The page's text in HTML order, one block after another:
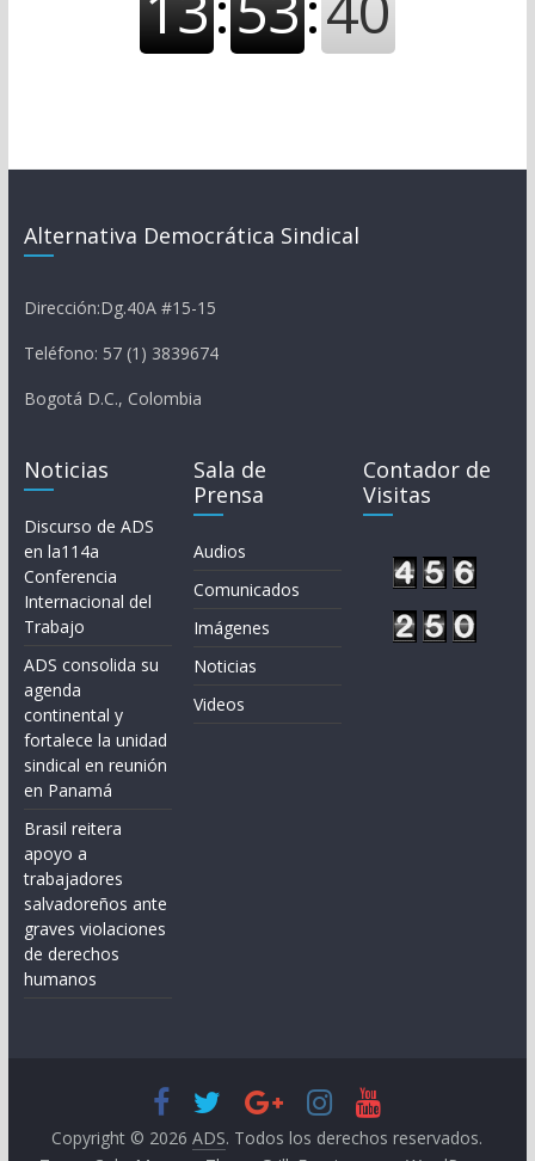
Alternativa Democrática Sindical
Dirección:Dg.40A #15-15
Teléfono: 57 (1) 3839674
Bogotá D.C., Colombia
Noticias
Discurso de ADS
en la114a
Conferencia
Internacional del
Trabajo
ADS consolida su
agenda
continental y
fortalece la unidad
sindical en reunión
en Panamá
Brasil reitera
apoyo a
trabajadores
salvadoreños ante
graves violaciones
de derechos
humanos
Sala de
Prensa
Audios
Comunicados
Imágenes
Noticias
Videos
Contador de
Visitas
Copyright © 2026ADS. Todos los derechos reservados.